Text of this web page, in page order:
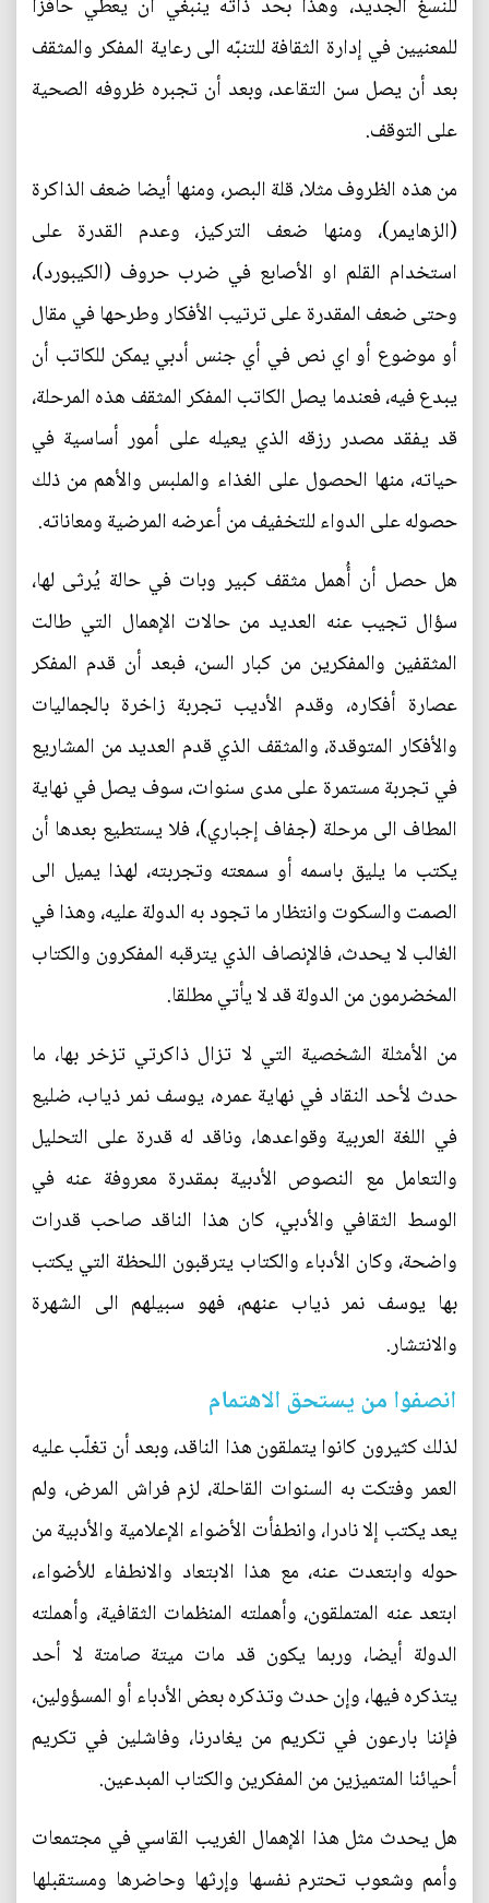
للمعنيين في إدارة الثقافة للتنبّه الى رعاية المفكر والمثقف
بعد أن يصل سن التقاعد، وبعد أن تجبره ظروفه الصحية
على التوقف.
من هذه الظروف مثلا، قلة البصر، ومنها أيضا ضعف الذاكرة
(الزهايمر)، ومنها ضعف التركيز، وعدم القدرة على
استخدام القلم او الأصابع في ضرب حروف (الكيبورد)،
وحتى ضعف المقدرة على ترتيب الأفكار وطرحها في مقال
أو موضوع أو اي نص في أي جنس أدبي يمكن للكاتب أن
يبدع فيه، فعندما يصل الكاتب المفكر المثقف هذه المرحلة،
قد يفقد مصدر رزقه الذي يعيله على أمور أساسية في
حياته، منها الحصول على الغذاء والملبس والأهم من ذلك
حصوله على الدواء للتخفيف من أعرضه المرضية ومعاناته.
هل حصل أن أُهمل مثقف كبير وبات في حالة يُرثى لها،
سؤال تجيب عنه العديد من حالات الإهمال التي طالت
المثقفين والمفكرين من كبار السن، فبعد أن قدم المفكر
عصارة أفكاره، وقدم الأديب تجربة زاخرة بالجماليات
والأفكار المتوقدة، والمثقف الذي قدم العديد من المشاريع
في تجربة مستمرة على مدى سنوات، سوف يصل في نهاية
المطاف الى مرحلة (جفاف إجباري)، فلا يستطيع بعدها أن
يكتب ما يليق باسمه أو سمعته وتجربته، لهذا يميل الى
الصمت والسكوت وانتظار ما تجود به الدولة عليه، وهذا في
الغالب لا يحدث، فالإنصاف الذي يترقبه المفكرون والكتاب
المخضرمون من الدولة قد لا يأتي مطلقا.
من الأمثلة الشخصية التي لا تزال ذاكرتي تزخر بها، ما
حدث لأحد النقاد في نهاية عمره، يوسف نمر ذياب، ضليع
في اللغة العربية وقواعدها، وناقد له قدرة على التحليل
والتعامل مع النصوص الأدبية بمقدرة معروفة عنه في
الوسط الثقافي والأدبي، كان هذا الناقد صاحب قدرات
واضحة، وكان الأدباء والكتاب يترقبون اللحظة التي يكتب
بها يوسف نمر ذياب عنهم، فهو سبيلهم الى الشهرة
والانتشار.
انصفوا من يستحق الاهتمام
لذلك كثيرون كانوا يتملقون هذا الناقد، وبعد أن تغلّب عليه
العمر وفتكت به السنوات القاحلة، لزم فراش المرض، ولم
يعد يكتب إلا نادرا، وانطفأت الأضواء الإعلامية والأدبية من
حوله وابتعدت عنه، مع هذا الابتعاد والانطفاء للأضواء،
ابتعد عنه المتملقون، وأهملته المنظمات الثقافية، وأهملته
الدولة أيضا، وربما يكون قد مات ميتة صامتة لا أحد
يتذكره فيها، وإن حدث وتذكره بعض الأدباء أو المسؤولين،
فإننا بارعون في تكريم من يغادرنا، وفاشلين في تكريم
أحيائنا المتميزين من المفكرين والكتاب المبدعين.
هل يحدث مثل هذا الإهمال الغريب القاسي في مجتمعات
وأمم وشعوب تحترم نفسها وإرثها وحاضرها ومستقبلها